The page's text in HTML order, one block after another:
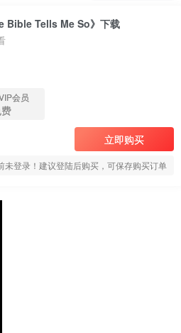
Bible Tells Me So》下载
会员
立即购买
未登录！建议登陆后购买，可保存购买订单